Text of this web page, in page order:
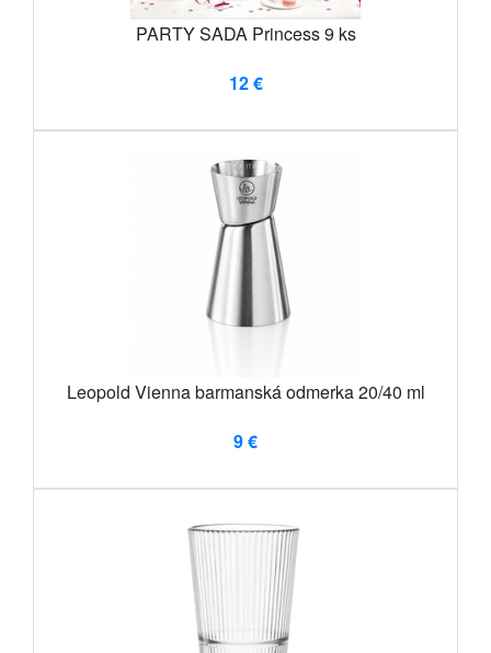
PARTY SADA Princess 9 ks
12 €
Leopold Vienna barmanská odmerka 20/40 ml
9 €